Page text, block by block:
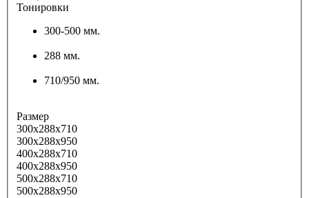
Тонировки
300-500 мм.
288 мм.
710/950 мм.
Размер
300x288x710
300x288x950
400x288x710
400x288x950
500x288x710
500x288x950